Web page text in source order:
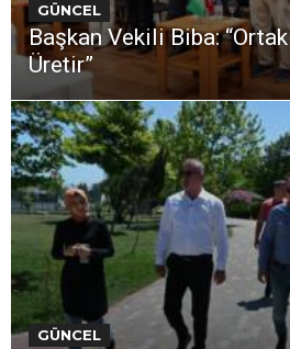
GÜNCEL
Başkan Vekili Biba: “Ortak
Üretir”
GÜNCEL